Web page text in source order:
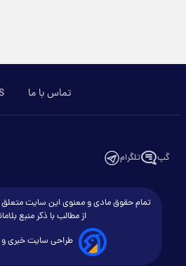
تماس با ما
گپ تلگرام
تمام حقوق مادی و معنوی این سایت متعلق
از مطالب با ذکر منبع
طراحی سایت خبری و